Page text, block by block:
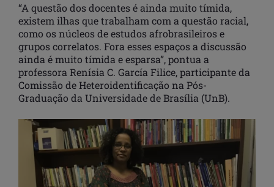
“A questão dos docentes é ainda muito tímida,
existem ilhas que trabalham com a questão racial,
como os núcleos de estudos afrobrasileiros e
grupos correlatos. Fora esses espaços a discussão
ainda é muito tímida e esparsa”, pontua a
professora Renísia C. García Filice, participante da
Comissão de Heteroidentificação na Pós-
Graduação da Universidade de Brasília (UnB).